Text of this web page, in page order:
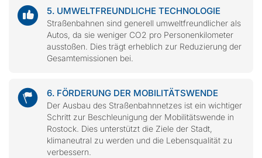
5. UMWELTFREUNDLICHE TECHNOLOGIE
Straßenbahnen sind generell umweltfreundlicher als
Autos, da sie weniger CO2 pro Personenkilometer
ausstoßen. Dies trägt erheblich zur Reduzierung der
Gesamtemissionen bei.
6. FÖRDERUNG DER MOBILITÄTSWENDE
Der Ausbau des Straßenbahnnetzes ist ein wichtiger
Schritt zur Beschleunigung der Mobilitätswende in
Rostock. Dies unterstützt die Ziele der Stadt,
klimaneutral zu werden und die Lebensqualität zu
verbessern.